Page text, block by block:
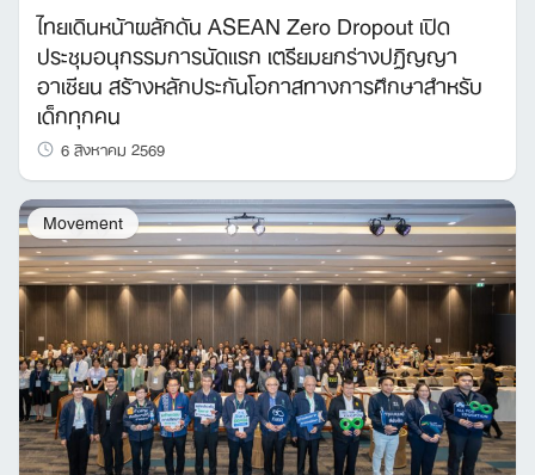
ไทยเดินหน้าผลักดัน ASEAN Zero Dropout เปิด
ประชุมอนุกรรมการนัดแรก เตรียมยกร่างปฏิญญา
อาเซียน สร้างหลักประกันโอกาสทางการศึกษาสำหรับ
เด็กทุกคน
6 สิงหาคม 2569
Movement